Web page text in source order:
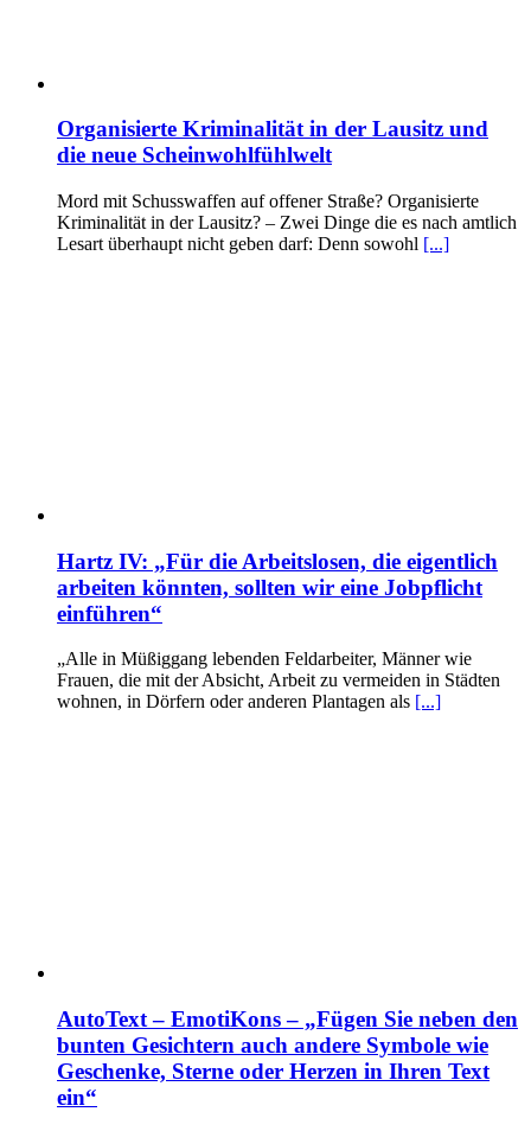
Organisierte Kriminalität in der Lausitz und
die neue Scheinwohlfühlwelt
Mord mit Schusswaffen auf offener Straße? Organisierte
Kriminalität in der Lausitz? – Zwei Dinge die es nach amtlich
Lesart überhaupt nicht geben darf: Denn sowohl [...]
Hartz IV: „Für die Arbeitslosen, die eigentlich
arbeiten könnten, sollten wir eine Jobpflicht
einführen“
„Alle in Müßiggang lebenden Feldarbeiter, Männer wie
Frauen, die mit der Absicht, Arbeit zu vermeiden in Städten
wohnen, in Dörfern oder anderen Plantagen als [...]
AutoText – EmotiKons – „Fügen Sie neben den
bunten Gesichtern auch andere Symbole wie
Geschenke, Sterne oder Herzen in Ihren Text
ein“